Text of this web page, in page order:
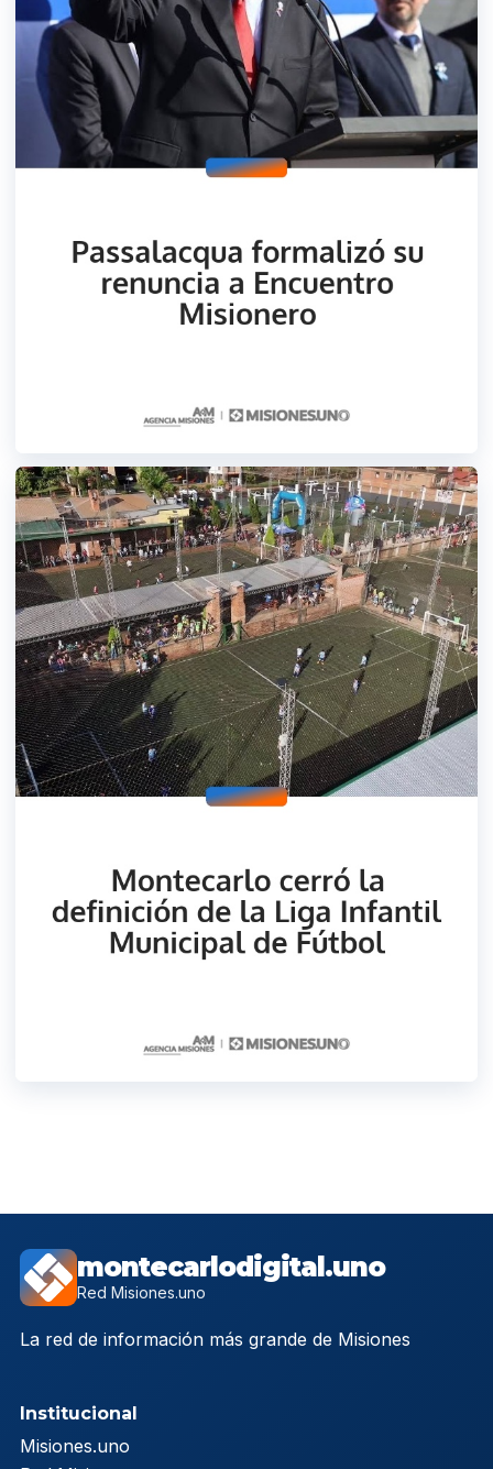
montecarlodigital.uno
Red Misiones.uno
La red de información más grande de Misiones
Institucional
Misiones.uno